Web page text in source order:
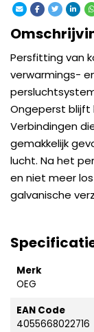
Persfitting van
verwarmings-
Ongeperst blijft
Verbindingen
gemakkelijk
lucht. Na het
en niet meer
galvanische
Merk
OEG
EAN Code
4055668022716